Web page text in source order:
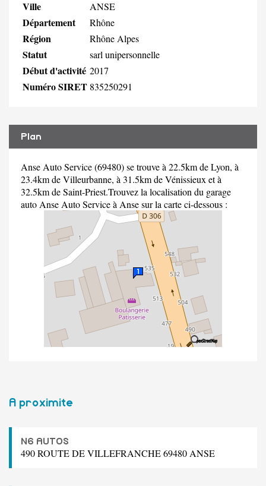
Ville ANSE
Département Rhône
Région Rhône Alpes
Statut sarl unipersonnelle
Début d'activité 2017
Numéro SIRET 835250291
Plan
Anse Auto Service (69480) se trouve à 22.5km de Lyon, à
23.4km de Villeurbanne, à 31.5km de Vénissieux et à
32.5km de Saint-Priest.Trouvez la localisation du garage
auto Anse Auto Service à Anse sur la carte ci-dessous :
A proximite
N6 AUTOS
490 ROUTE DE VILLEFRANCHE 69480 ANSE